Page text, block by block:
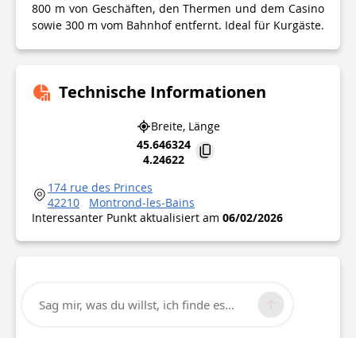
800 m von Geschäften, den Thermen und dem Casino
sowie 300 m vom Bahnhof entfernt. Ideal für Kurgäste.
Technische Informationen
Breite, Länge
45.646324
4.24622
174 rue des Princes
42210
Montrond-les-Bains
Interessanter Punkt aktualisiert am 06/02/2026
Sag mir, was du willst, ich finde es...